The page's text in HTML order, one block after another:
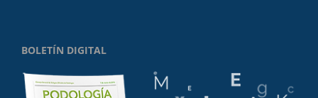
BOLETÍN DIGITAL